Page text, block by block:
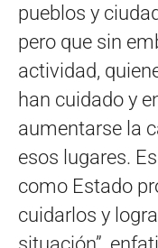
pueblos y
pero que sin
actividad,
han cuidado y
aumentarse la
esos lugares.
como Estado
cuidarlos y